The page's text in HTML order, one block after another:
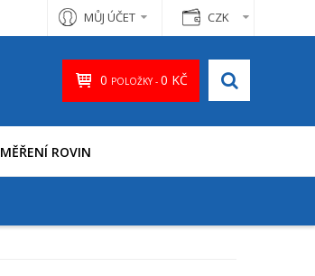
CZK
MŮJ ÚČET
0 POLOŽKY - 0 KČ
MĚŘENÍ ROVIN